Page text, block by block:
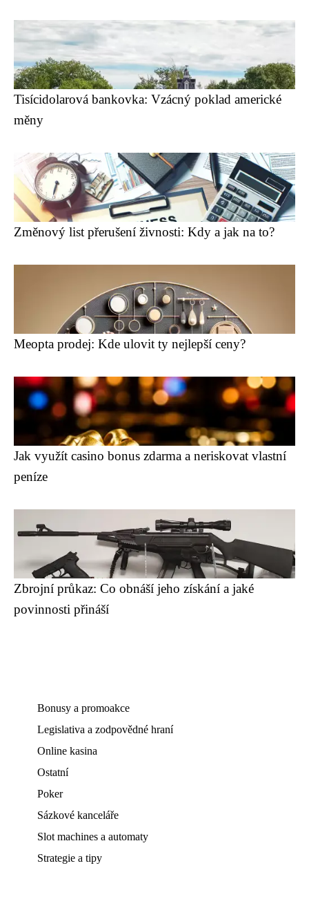
Tisícidolarová bankovka: Vzácný poklad americké
měny
Změnový list přerušení živnosti: Kdy a jak na to?
Meopta prodej: Kde ulovit ty nejlepší ceny?
Jak využít casino bonus zdarma a neriskovat vlastní
peníze
Zbrojní průkaz: Co obnáší jeho získání a jaké
povinnosti přináší
Bonusy a promoakce
Legislativa a zodpovědné hraní
Online kasina
Ostatní
Poker
Sázkové kanceláře
Slot machines a automaty
Strategie a tipy